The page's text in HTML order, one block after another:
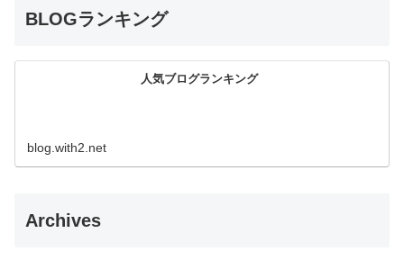
BLOGランキング
人気ブログランキング
blog.with2.net
Archives